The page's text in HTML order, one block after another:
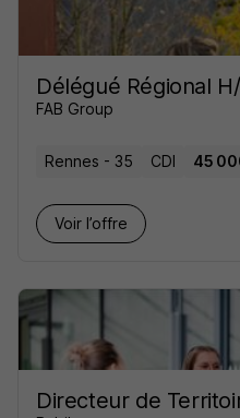
Délégué Régional
FAB Group
Rennes - 35 CDI 45
Voir l’offre
Directeur de